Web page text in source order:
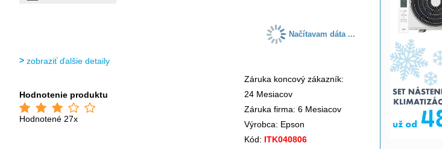
Načítavam dáta ...
zobraziť ďalšie detaily
Hodnotenie produktu
Hodnotené 27x
Záruka koncový zákazník:
24 Mesiacov
Záruka firma: 6 Mesiacov
Výrobca: Epson
Kód: ITK040806